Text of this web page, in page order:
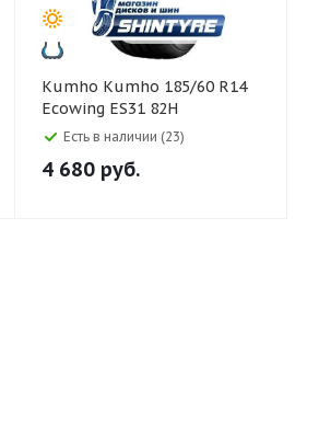
Kumho Kumho 185/60 R14
Ecowing ES31 82H
Есть в наличии (23)
4 680 руб.